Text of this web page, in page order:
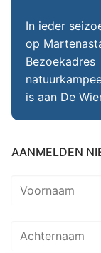
In ieder
op
Bezoekadres
is aan De
AANMELDEN